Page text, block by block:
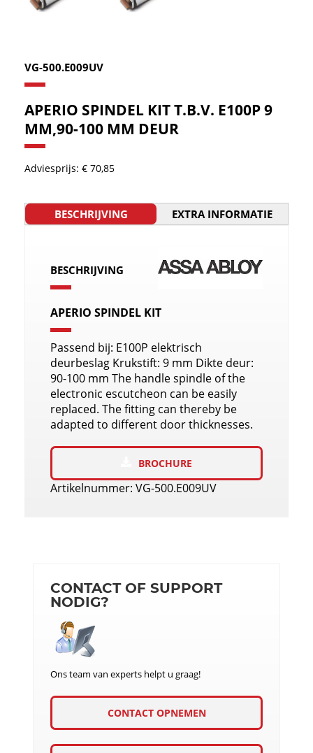
VG-500.E009UV
APERIO SPINDEL KIT T.B.V. E100P 9
MM,90-100 MM DEUR
Adviesprijs: € 70,85
BESCHRIJVING EXTRA INFORMATIE
BESCHRIJVING
APERIO SPINDEL KIT
Passend bij: E100P elektrisch
deurbeslag Krukstift: 9 mm Dikte deur:
90-100 mm The handle spindle of the
electronic escutcheon can be easily
replaced. The fitting can thereby be
adapted to different door thicknesses.
BROCHURE
Artikelnummer: VG-500.E009UV
CONTACT OF SUPPORT
NODIG?
Ons team van experts helpt u graag!
CONTACT OPNEMEN